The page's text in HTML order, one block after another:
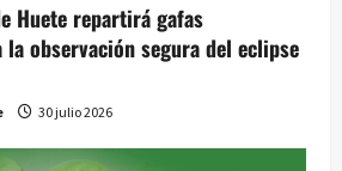
Huete repartirá gafas
la observación segura del eclipse
30 julio 2026